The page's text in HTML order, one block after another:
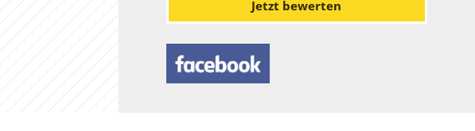
Jetzt bewerten